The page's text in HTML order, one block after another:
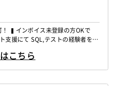
▍インボイス未登録の方OKで
支援にて SQL,テストの経験者を募
用テストの実施支援 ・障害管理や
こちら